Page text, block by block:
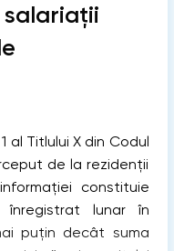
al Titlului X din Codul
de la rezidenţii
constituie
lunar în
puţin decât suma